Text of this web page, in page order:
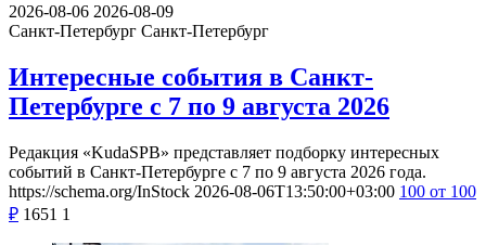
2026-08-06 2026-08-09
Санкт-Петербург Санкт-Петербург
Интересные события в Санкт-
Петербурге с 7 по 9 августа 2026
Редакция «KudaSPB» представляет подборку интересных
событий в Санкт-Петербурге с 7 по 9 августа 2026 года.
https://schema.org/InStock 2026-08-06T13:50:00+03:00 100 от 100
₽ 1651 1